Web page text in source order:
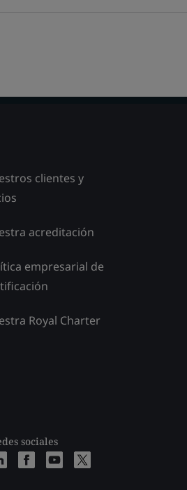
clientes y
acreditación
empresarial de
Royal Charter
sociales